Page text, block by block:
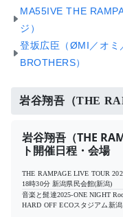
MA55IVE THE
ジ）
登坂広臣（ØMI／オミ
BROTHERS）
岩谷翔吾（THE
岩谷翔吾（THE
ト開催日程・会場
THE RAMPAGE LIVE TOUR
18時30分 新潟県民会館(新潟)
⾳楽と髭達2025-ONE NIGHT
HARD OFF ECOスタジアム新